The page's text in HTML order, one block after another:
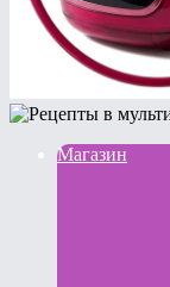
Магазин